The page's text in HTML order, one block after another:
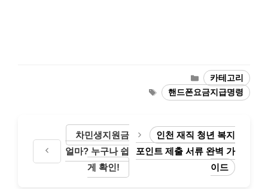
카
테
고
카테고리
태
그
핸드폰요금지급명령
차민생지원금
얼마? 누구나 쉽
게 확인!
인천 재직 청년 복지
포인트 제출 서류 완벽 가
이드